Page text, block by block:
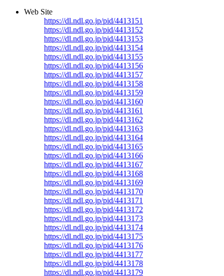
Web Site
https://dl.ndl.go.jp/pid/4413151
https://dl.ndl.go.jp/pid/4413152
https://dl.ndl.go.jp/pid/4413153
https://dl.ndl.go.jp/pid/4413154
https://dl.ndl.go.jp/pid/4413155
https://dl.ndl.go.jp/pid/4413156
https://dl.ndl.go.jp/pid/4413157
https://dl.ndl.go.jp/pid/4413158
https://dl.ndl.go.jp/pid/4413159
https://dl.ndl.go.jp/pid/4413160
https://dl.ndl.go.jp/pid/4413161
https://dl.ndl.go.jp/pid/4413162
https://dl.ndl.go.jp/pid/4413163
https://dl.ndl.go.jp/pid/4413164
https://dl.ndl.go.jp/pid/4413165
https://dl.ndl.go.jp/pid/4413166
https://dl.ndl.go.jp/pid/4413167
https://dl.ndl.go.jp/pid/4413168
https://dl.ndl.go.jp/pid/4413169
https://dl.ndl.go.jp/pid/4413170
https://dl.ndl.go.jp/pid/4413171
https://dl.ndl.go.jp/pid/4413172
https://dl.ndl.go.jp/pid/4413173
https://dl.ndl.go.jp/pid/4413174
https://dl.ndl.go.jp/pid/4413175
https://dl.ndl.go.jp/pid/4413176
https://dl.ndl.go.jp/pid/4413177
https://dl.ndl.go.jp/pid/4413178
https://dl.ndl.go.jp/pid/4413179